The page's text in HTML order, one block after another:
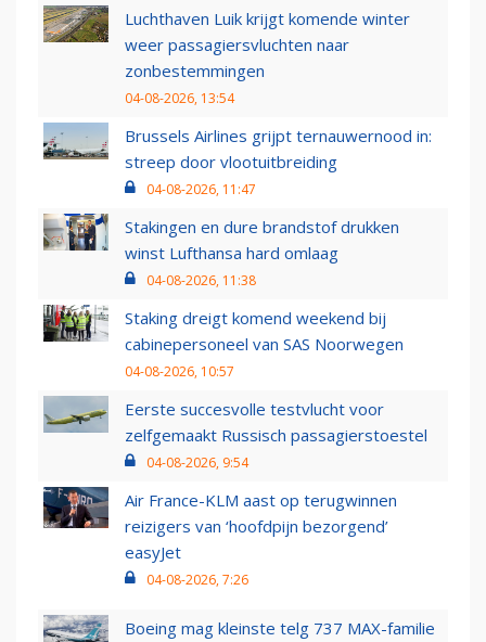
Luchthaven Luik krijgt komende winter
weer passagiersvluchten naar
zonbestemmingen
04-08-2026, 13:54
Brussels Airlines grijpt ternauwernood in:
streep door vlootuitbreiding
04-08-2026, 11:47
Stakingen en dure brandstof drukken
winst Lufthansa hard omlaag
04-08-2026, 11:38
Staking dreigt komend weekend bij
cabinepersoneel van SAS Noorwegen
04-08-2026, 10:57
Eerste succesvolle testvlucht voor
zelfgemaakt Russisch passagierstoestel
04-08-2026, 9:54
Air France-KLM aast op terugwinnen
reizigers van ‘hoofdpijn bezorgend’
easyJet
04-08-2026, 7:26
Boeing mag kleinste telg 737 MAX-familie